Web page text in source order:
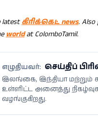
latestகிரிக்கெட் news. Also
worldat ColomboTamil.
எழுதியவர்: செய்திப்
இலங்கை, இந்தியா மற்றும்
உள்ளிட்ட அனைத்து
வழங்குகிறது.